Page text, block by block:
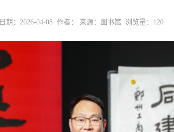
日期：2026-04-08 作者： 来源：图书馆 浏览量： 120